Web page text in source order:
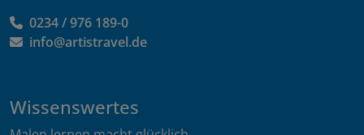
0234 / 976 189-0
info@artistravel.de
Wissenswertes